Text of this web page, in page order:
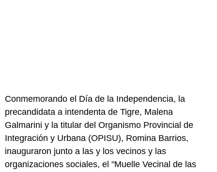
Conmemorando el Día de la Independencia, la
precandidata a intendenta de Tigre, Malena
Galmarini y la titular del Organismo Provincial de
Integración y Urbana (OPISU), Romina Barrios,
inauguraron junto a las y los vecinos y las
organizaciones sociales, el "Muelle Vecinal de las